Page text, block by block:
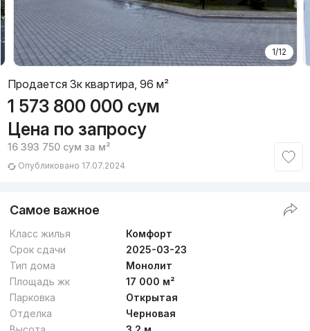
1/12
Продается 3к квартира, 96 м²
1 573 800 000 сум
Цена по запросу
16 393 750 сум за м²
Опубликовано 17.07.2024
Самое важное
Класс жилья
Комфорт
Срок сдачи
2025-03-23
Тип дома
Монолит
Площадь жк
17 000 м²
Парковка
Открытая
Отделка
Черновая